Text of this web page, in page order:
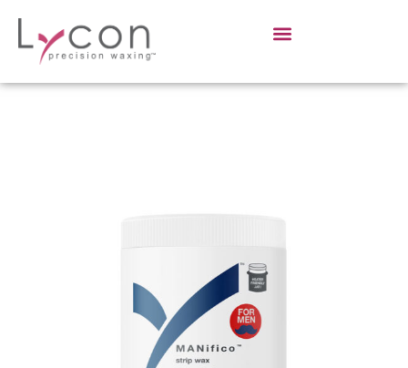
Sign in Sign up
Remember me Lost your password?